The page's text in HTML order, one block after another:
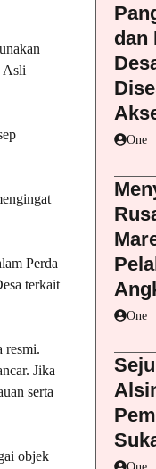
Asli
Perda
terkait
resmi.
Jika
serta
objek
dan
One
One